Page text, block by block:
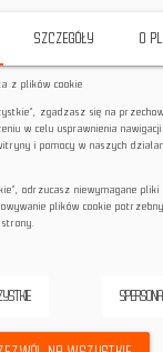
SZCZEGÓŁY O
z plików cookie
zgadzasz się na
w celu usprawnienia
i pomocy w naszych
odrzucasz niewymagane pliki
plików cookie
strony.